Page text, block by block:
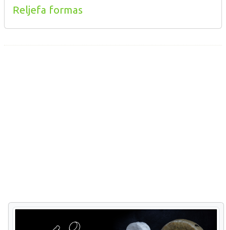
Reljefa formas